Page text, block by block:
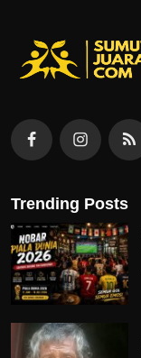
Trending Posts